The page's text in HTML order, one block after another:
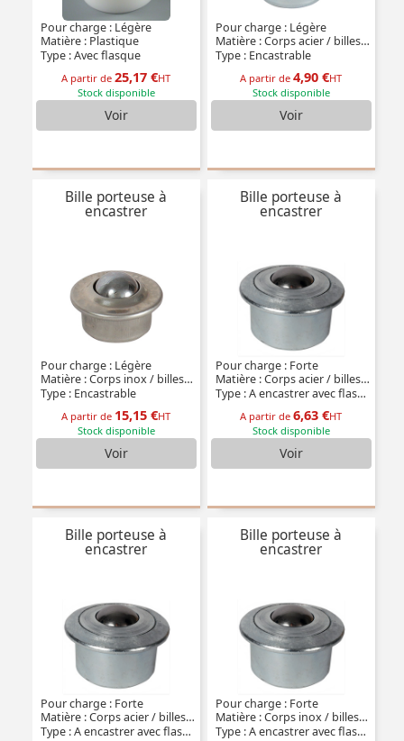
Pour charge : Légère
Matière : Plastique
Type : Avec flasque
A partir de25,17 €HT
Stock disponible
Voir
Pour charge : Légère
Matière : Corps acier / billes acier
Type : Encastrable
A partir de4,90 €HT
Stock disponible
Voir
Bille porteuse à
encastrer
Pour charge : Légère
Matière : Corps inox / billes inox
Type : Encastrable
A partir de 15,15 €HT
Stock disponible
Voir
Bille porteuse à
encastrer
Pour charge : Forte
Matière : Corps acier / billes acier
Type : A encastrer avec flasque
A partir de6,63 €HT
Stock disponible
Voir
Bille porteuse à
encastrer
Pour charge : Forte
Matière : Corps acier / billes inox
Type : A encastrer avec flasque
Bille porteuse à
encastrer
Pour charge : Forte
Matière : Corps inox / billes inox
Type : A encastrer avec flasque